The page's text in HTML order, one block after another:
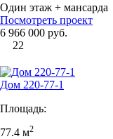
Один этаж + мансарда
Посмотреть проект
6 966 000 руб.
22
Дом 220-77-1
Площадь:
77.4 м2